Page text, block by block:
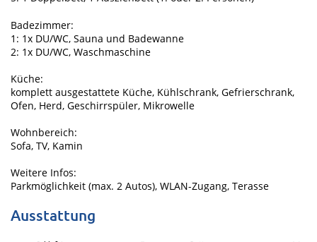
Badezimmer:
1: 1x DU/WC, Sauna und Badewanne
2: 1x DU/WC, Waschmaschine
Küche:
komplett ausgestattete Küche, Kühlschrank, Gefrierschrank,
Ofen, Herd, Geschirrspüler, Mikrowelle
Wohnbereich:
Sofa, TV, Kamin
Weitere Infos:
Parkmöglichkeit (max. 2 Autos), WLAN-Zugang, Terasse
Ausstattung